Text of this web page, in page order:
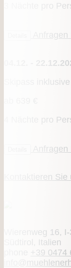
3 Nächte pro
Anfragen
04.12. -
Skipass inklusive
4 Nächte pro
Anfragen
Kontaktieren Sie
Wierenweg 16,
Südtirol, Italien
+39